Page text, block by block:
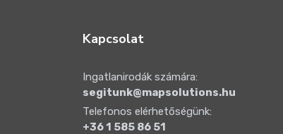
Kapcsolat
Ingatlanirodák számára:
segitunk@mapsolutions.hu
Telefonos elérhetőségünk:
+36 1 585 86 51